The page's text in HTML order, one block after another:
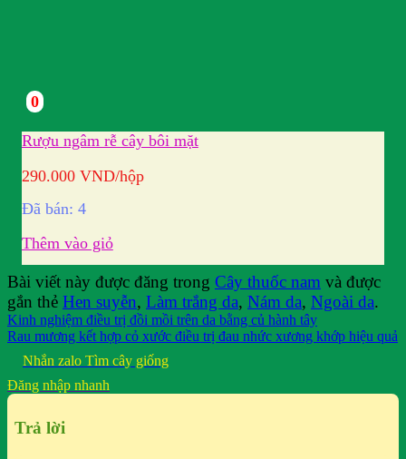
0
Rượu ngâm rễ cây bôi mặt
290.000 VND/hộp
Đã bán: 4
Thêm vào giỏ
Bài viết này được đăng trong Cây thuốc nam và được
gắn thẻ Hen suyễn, Làm trắng da, Nám da, Ngoài da.
Kinh nghiệm điều trị đồi mồi trên da bằng củ hành tây
Rau mương kết hợp cỏ xước điều trị đau nhức xương khớp hiệu quả
Nhắn zalo Tìm cây giống
Đăng nhập nhanh
Trả lời